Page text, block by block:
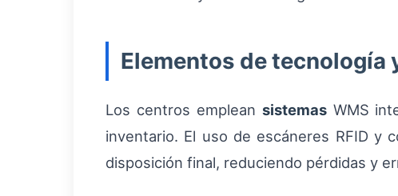
Elementos de tecnología
Los centros emplean sistemasWMS
inventario. El uso de escáneres RFID y
disposición final, reduciendo pérdidas y